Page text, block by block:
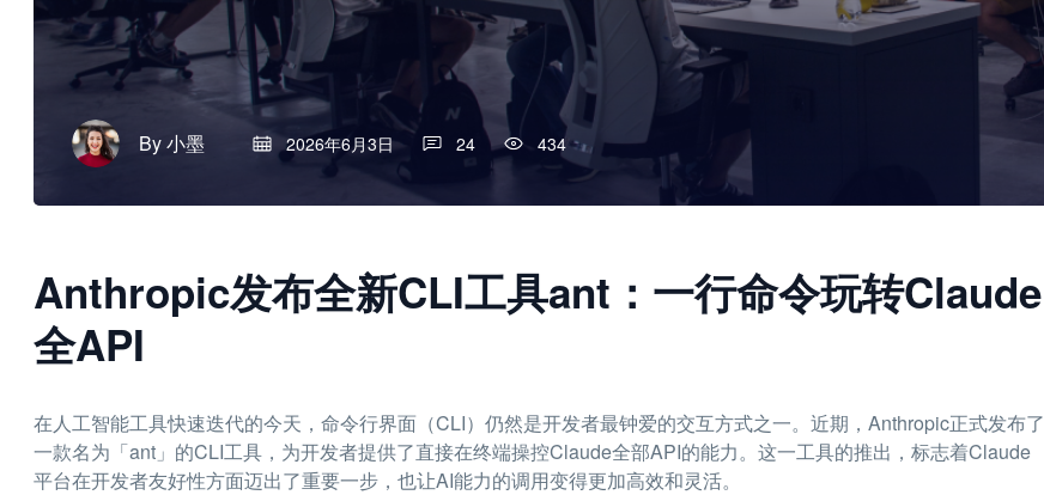
By小墨 2026年6月3日 24 434
Anthropic发布全新CLI工具ant：一行命令玩转Claude
全API
在人工智能工具快速迭代的今天，命令行界面（CLI）仍然是开发者最钟爱的交互方式之一。近期，Anthropic正式发布了
一款名为「ant」的CLI工具，为开发者提供了直接在终端操控Claude全部API的能力。这一工具的推出，标志着Claude
平台在开发者友好性方面迈出了重要一步，也让AI能力的调用变得更加高效和灵活。